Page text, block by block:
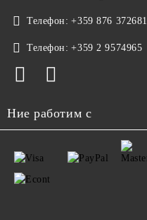
Телефон: +359 876 372681
Телефон: +359 2 9574965
Ние работим с